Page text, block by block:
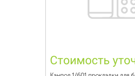
Стоимость